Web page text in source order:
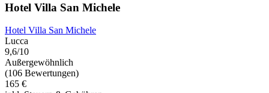
Hotel Villa San Michele
Hotel Villa San Michele
Lucca
9,6/10
Außergewöhnlich
(106 Bewertungen)
165 €